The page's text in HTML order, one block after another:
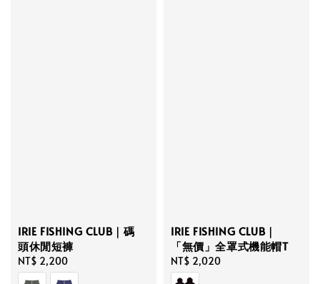
IRIE FISHING CLUB｜碼
頭休閒短褲
Regular
price
NT$ 2,200
IRIE FISHING CLUB｜
「無價」全罩式機能帽T
Regular
price
NT$ 2,020